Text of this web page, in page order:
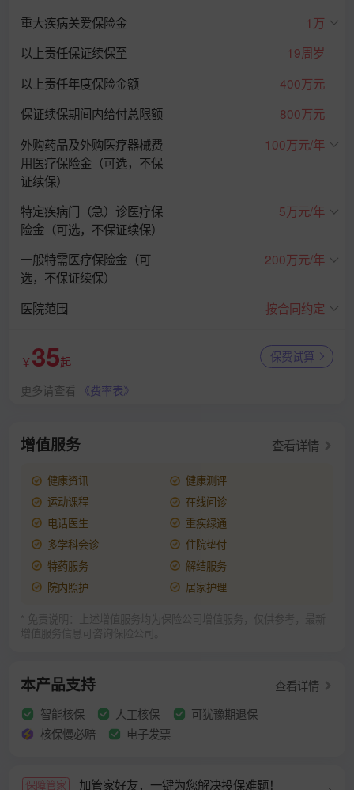
重大疾病关爱保险金
1万
以上责任保证续保至
19周岁
以上责任年度保险金额
400万元
保证续保期间内给付总限额
800万元
外购药品及外购医疗器械费
用医疗保险金（可选，不保
证续保）
100万元/年
特定疾病门（急）诊医疗保
险金（可选，不保证续保）
5万元/年
一般特需医疗保险金（可
选，不保证续保）
200万元/年
医院范围 按合同约定
￥ 35起 保费试算
更多请查看 《费率表》
增值服务 查看详情
健康资讯
健康测评
运动课程
在线问诊
电话医生
重疾绿通
多学科会诊
住院垫付
特药服务
解结服务
院内照护
居家护理
本产品支持
查看详情
智能核保
人工核保
可犹豫期退保
核保慢必赔
电子发票
保障管家 加管家好友，一键为您解决投保难题！